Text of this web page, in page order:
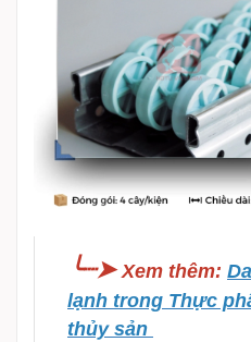
╰┈➤Xem thêm:
lạnh trong Thực
thủy sản